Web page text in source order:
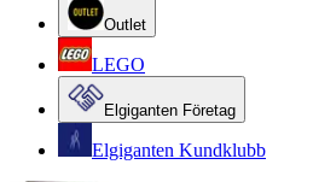
Outlet
LEGO
Elgiganten Företag
Elgiganten Kundklubb